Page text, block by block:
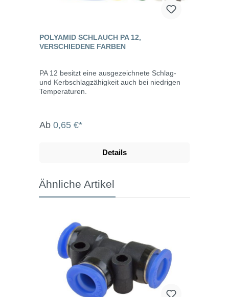
POLYAMID SCHLAUCH PA 12,
VERSCHIEDENE FARBEN
PA 12 besitzt eine ausgezeichnete Schlag-
und Kerbschlagzähigkeit auch bei niedrigen
Temperaturen.
Ab 0,65 €*
Details
Ähnliche Artikel